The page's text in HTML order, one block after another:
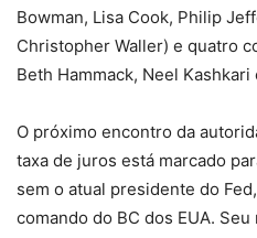
Bowman, Lisa Cook, Philip
Christopher Waller) e quatro
Beth Hammack, Neel Kashkari
O próximo encontro da
taxa de juros está marcado
sem o atual presidente do
comando do BC dos EUA.